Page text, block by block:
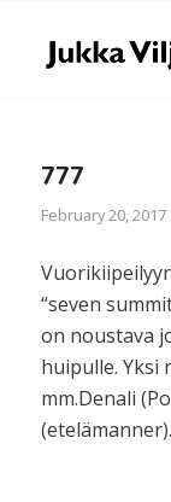
777
February 20, 2017
“seven
on noustava
huipulle. Yksi
mm.Denali
(etelämanner).